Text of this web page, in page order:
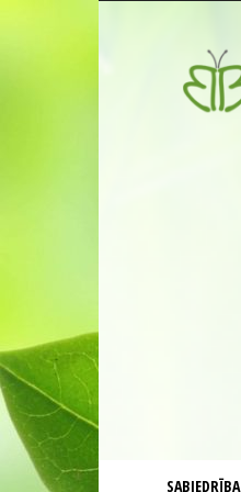
SABIEDRĪBA